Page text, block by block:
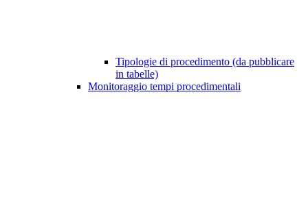
Tipologie di procedimento (da pubblicare
in tabelle)
Monitoraggio tempi procedimentali